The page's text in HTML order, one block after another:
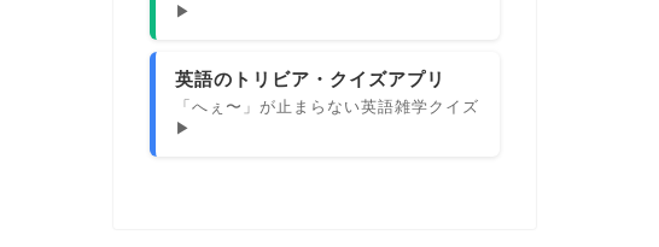
▶
英語のトリビア・クイズアプリ
「へぇ〜」が止まらない英語雑学クイズ
▶